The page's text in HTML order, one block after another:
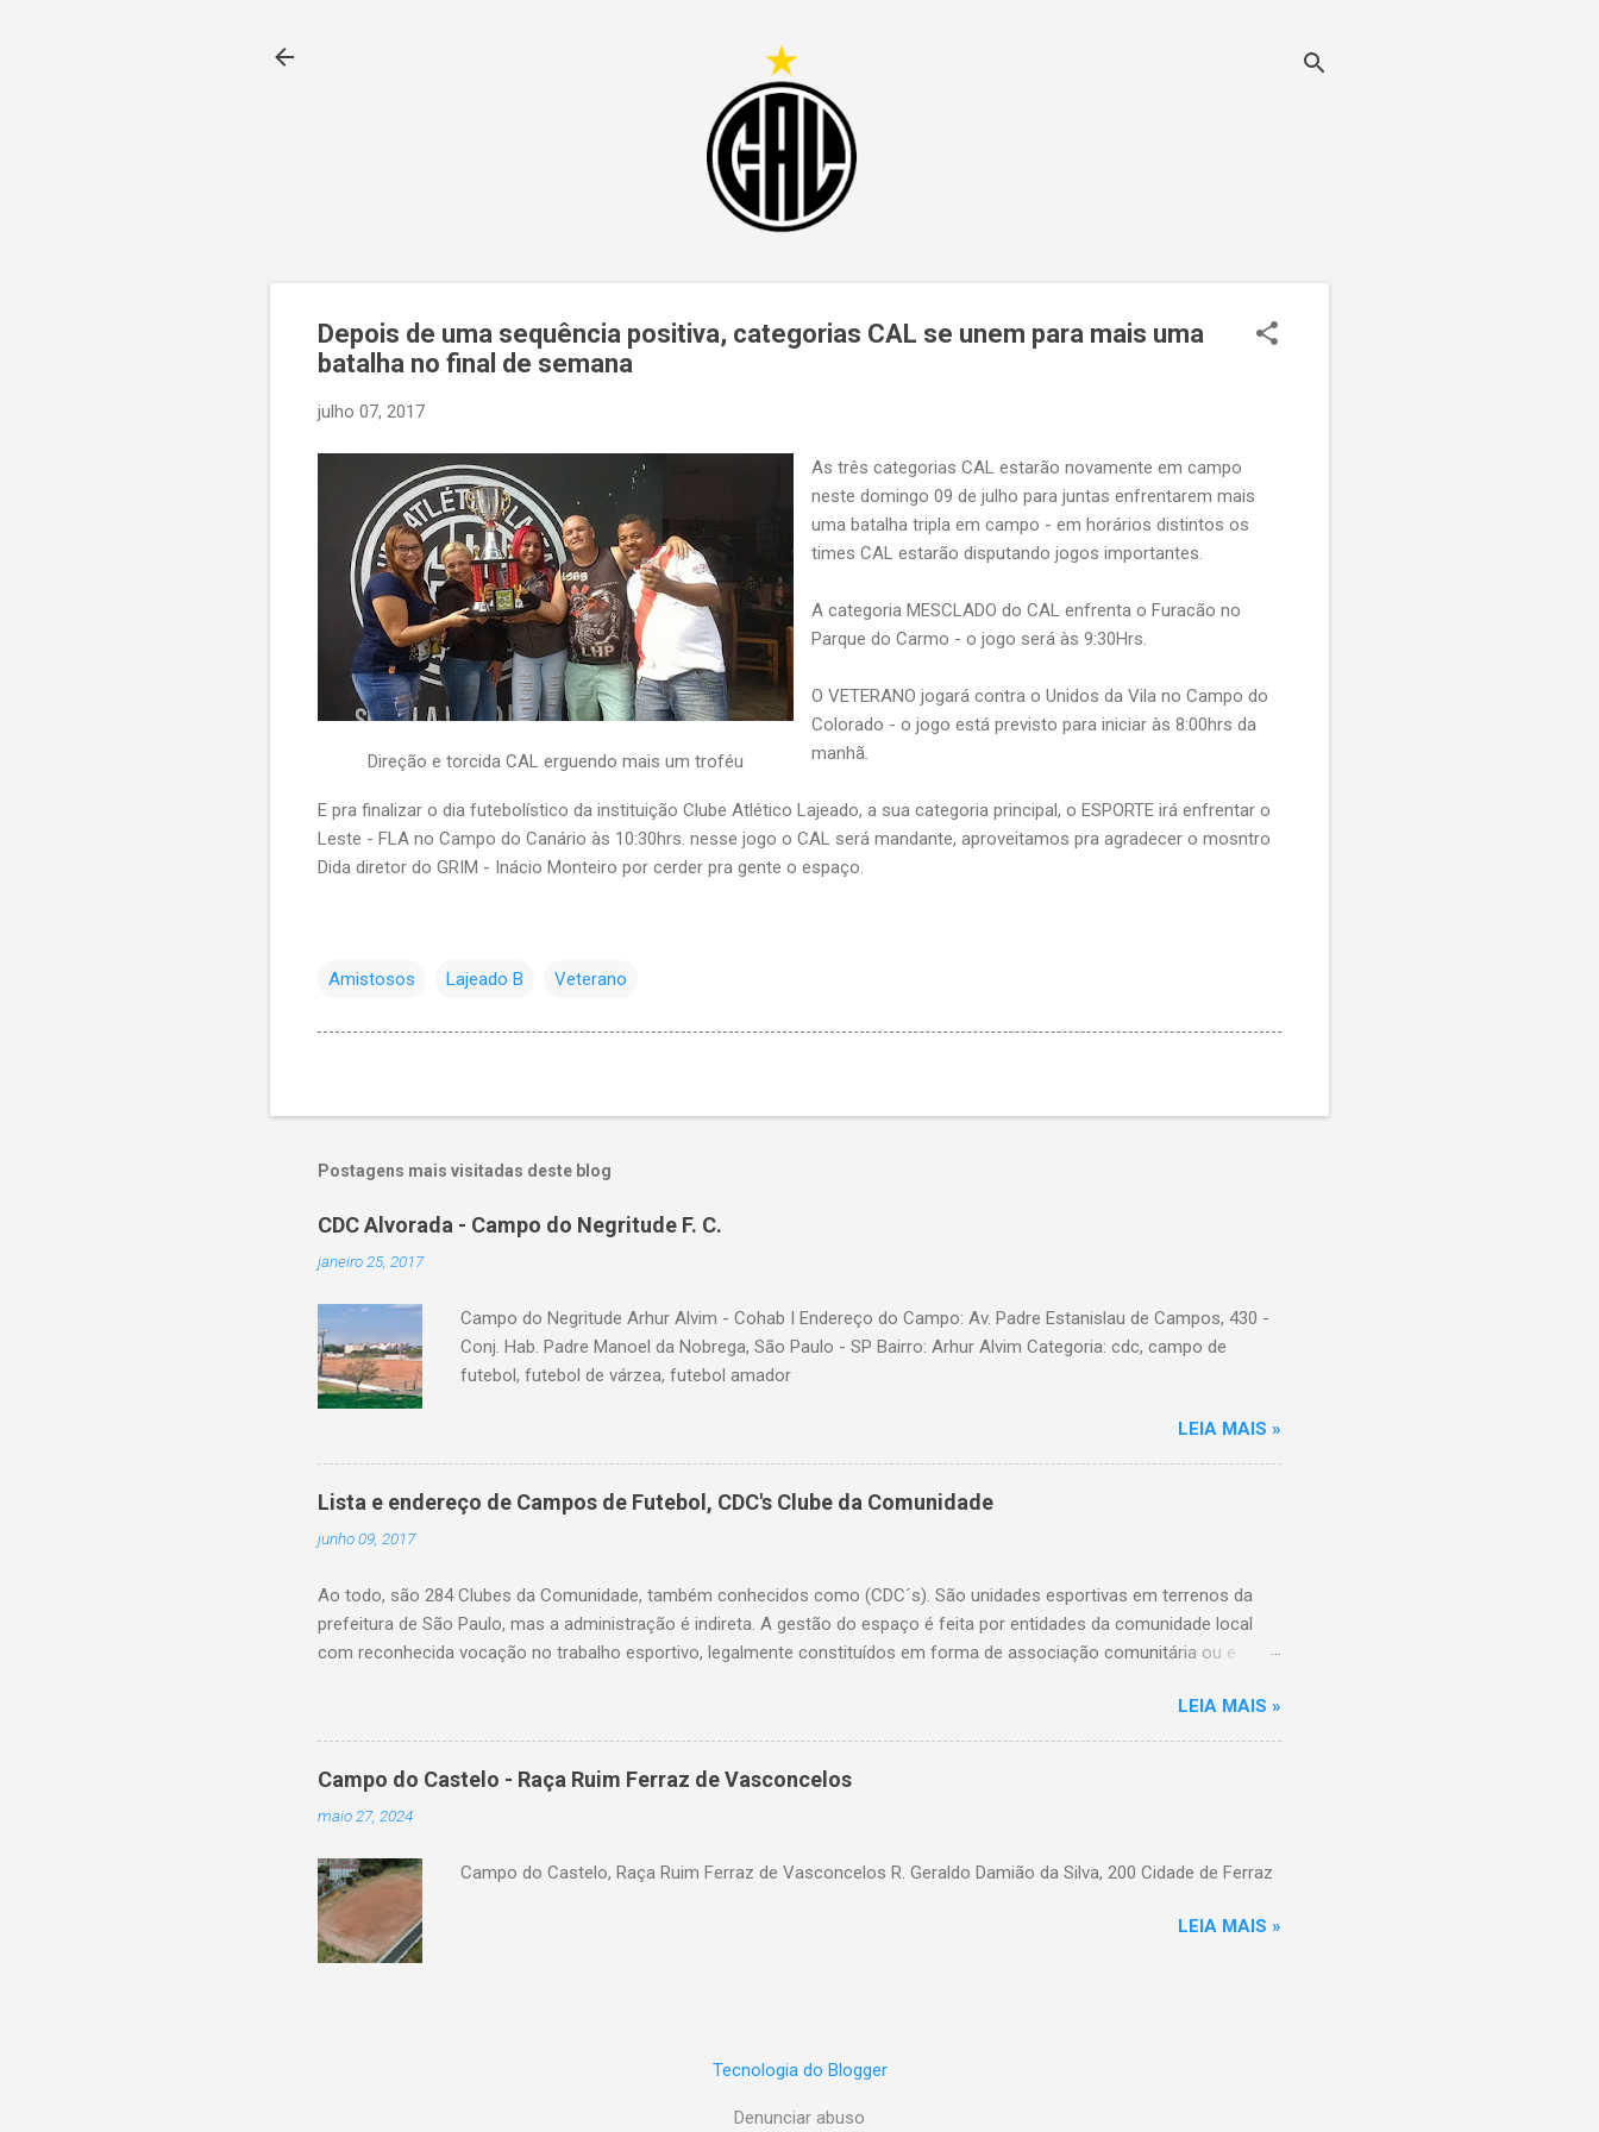
Depois de uma sequência positiva, categorias CAL se unem para mais uma
batalha no final de semana
julho 07, 2017
Direção e torcida CAL erguendo mais um troféu
As três categorias CAL estarão novamente em campo
neste domingo 09 de julho para juntas enfrentarem mais
uma batalha tripla em campo - em horários distintos os
times CAL estarão disputando jogos importantes.
A categoria MESCLADO do CAL enfrenta o Furacão no
Parque do Carmo - o jogo será às 9:30Hrs.
O VETERANO jogará contra o Unidos da Vila no Campo do
Colorado - o jogo está previsto para iniciar às 8:00hrs da
manhã.
E pra finalizar o dia futebolístico da instituição Clube Atlético Lajeado, a sua categoria principal, o ESPORTE irá enfrentar o
Leste - FLA no Campo do Canário às 10:30hrs. nesse jogo o CAL será mandante, aproveitamos pra agradecer o mosntro
Dida diretor do GRIM - Inácio Monteiro por cerder pra gente o espaço.
Amistosos Lajeado B Veterano
Postagens mais visitadas deste blog
CDC Alvorada - Campo do Negritude F. C.
janeiro 25, 2017
Campo do Negritude Arhur Alvim - Cohab I Endereço do Campo: Av. Padre Estanislau de Campos, 430 -
Conj. Hab. Padre Manoel da Nobrega, São Paulo - SP Bairro: Arhur Alvim Categoria: cdc, campo de
futebol, futebol de várzea, futebol amador
LEIA MAIS »
Lista e endereço de Campos de Futebol, CDC's Clube da Comunidade
junho 09, 2017
Ao todo, são 284 Clubes da Comunidade, também conhecidos como (CDC´s). São unidades esportivas em terrenos da
prefeitura de São Paulo, mas a administração é indireta. A gestão do espaço é feita por entidades da comunidade local
com reconhecida vocação no trabalho esportivo, legalmente constituídos em forma de associação comunitária ou e
farão esta gestão, fiscaliza o uso, implementa políticas públicas e insere atividades no calendário destes espaços, além
de realizar reformas e intervenções na estrutura física quando necessário. Lista dos Clubes da Comunidade de São Paulo,
relação separados por bairros: - Aricanduva CDC Waldemar Moreno Rua Azevedo e Brito, 42 CDC Jardim Textil Rua
Balique, 99 CDC Angelo Roseli Rua Professora Alzira de Oliveira Gilioli, 10 A CDC Roberto Jorge Pça. Leão X, 130 CDC
Augusto Custódio da Silva (Bahia) Rua Conde de Frontin, s/nº ...
LEIA MAIS »
Campo do Castelo - Raça Ruim Ferraz de Vasconcelos
maio 27, 2024
Campo do Castelo, Raça Ruim Ferraz de Vasconcelos R. Geraldo Damião da Silva, 200 Cidade de Ferraz
LEIA MAIS »
Tecnologia do Blogger
Denunciar abuso